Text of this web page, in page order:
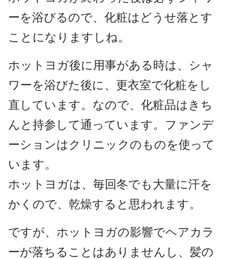
ーを浴びるので、化粧はどうせ落とす
ことになりますしね。
ホットヨガ後に用事がある時は、シャ
ワーを浴びた後に、更衣室で化粧をし
直しています。なので、化粧品はきち
んと持参して通っています。ファンデ
ーションはクリニックのものを使って
います。
ホットヨガは、毎回冬でも大量に汗を
かくので、乾燥すると思われます。
ですが、ホットヨガの影響でヘアカラ
ーが落ちることはありませんし、髪の